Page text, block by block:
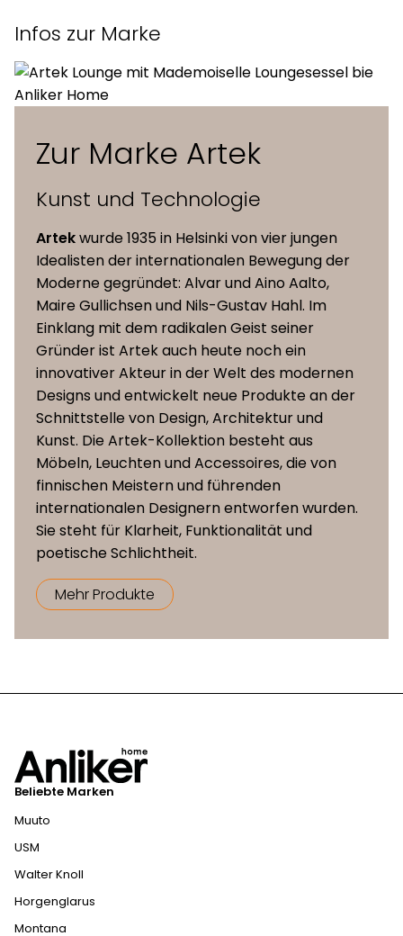
Jahr
Beine und Sitz-
Massive Birke
Birkensperrholz
Sitzoberflächen
Birkenfurnier,
Hochdrucklaminat, Linoleum,
Stoffbezug und PU-
Schaumpolsterung,
Lederbezug und PU-
Schaumpolsterung,
Lederbezug
Rückenlehne
Formgepresstes
Birkensperrholz
Masse (B x T x
39 x 42 x 80 cm
Sitzhöhe 45,5 cm
Infos zur Marke
Zur Marke Artek
Kunst und Technologie
Artekwurde 1935 in Helsinki von vier jungen
Idealisten der internationalen Bewegung der
Moderne gegründet: Alvar und Aino Aalto,
Maire Gullichsen und Nils-Gustav Hahl. Im
Einklang mit dem radikalen Geist seiner
Gründer ist Artek auch heute noch ein
innovativer Akteur in der Welt des modernen
Designs und entwickelt neue Produkte an der
Schnittstelle von Design, Architektur und
Kunst. Die Artek-Kollektion besteht aus
Möbeln, Leuchten und Accessoires, die von
finnischen Meistern und führenden
internationalen Designern entworfen wurden.
Sie steht für Klarheit, Funktionalität und
poetische Schlichtheit.
Mehr Produkte
Beliebte Marken
Muuto
USM
Walter Knoll
Horgenglarus
Montana